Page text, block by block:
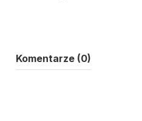
Komentarze (0)